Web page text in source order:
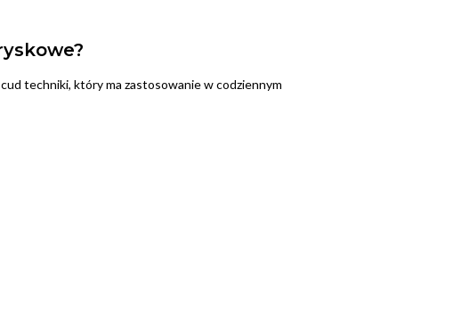
techniki, który ma zastosowanie w codziennym